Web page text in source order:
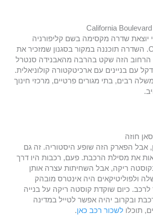
יוצאת שדרה מקסימה בשם קליפורניה
שנקראת גם Calle 17. השדרה תוכננה במקור בסגנון שמזכיר את
הרחוב הזה שקט בהרבה מהאבנידה סנטרל
דקל עם בניינים עם ארכיטקטורה קולוניאלית.
רבים, בתי מגורים פרטיים, מרכזי חינוך
חוזה
אבל הפארק הזה שופע היסטוריה. זה גם
את מסילת הרכבת. פעם, רכבות היו דרך
ריקה, אבל השחיתות עצרה אותן
ולפוליטיקאים היה אינטרס מובהק
כיום שוקדת קוסטה ריקה על בנייה
ובקרוב יהיה אפשר לטייל במדינה
תוכלולשכור רכב כאן.